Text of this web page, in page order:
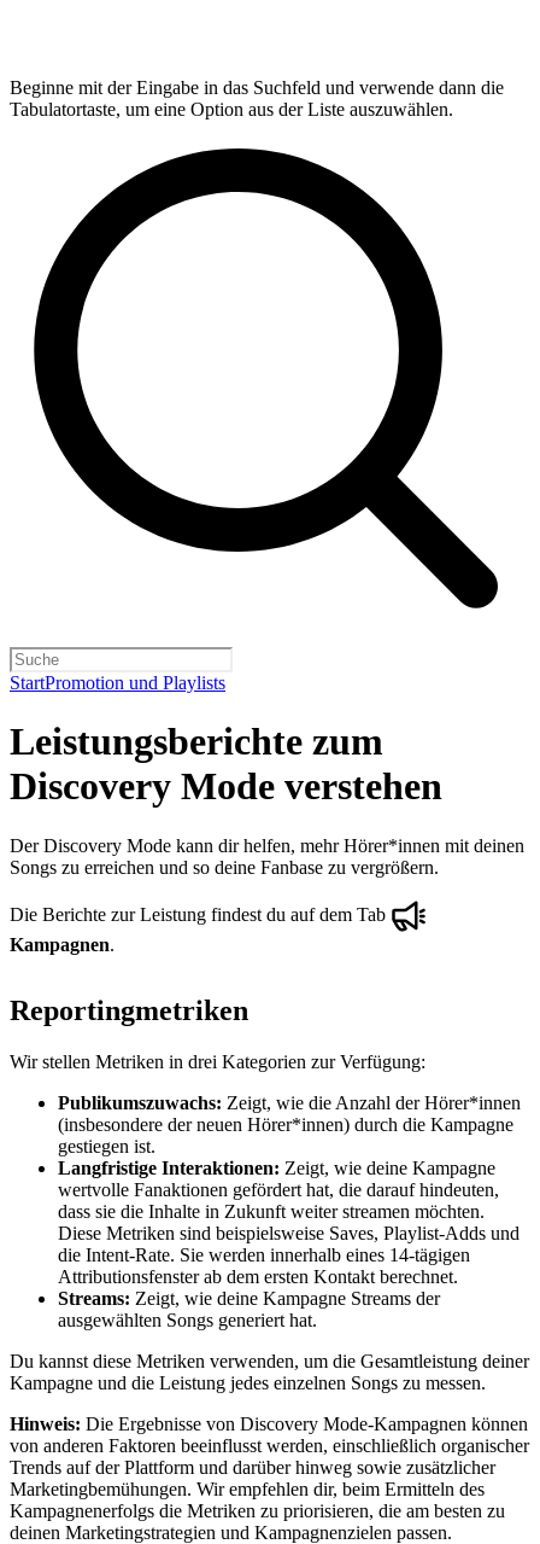
Beginne mit der Eingabe in das Suchfeld und verwende dann die
Tabulatortaste, um eine Option aus der Liste auszuwählen.
StartPromotion und Playlists
Leistungsberichte zum
Discovery Mode verstehen
Der Discovery Mode kann dir helfen, mehr Hörer*innen mit deinen
Songs zu erreichen und so deine Fanbase zu vergrößern.
Die Berichte zur Leistung findest du auf dem Tab
Kampagnen.
Reportingmetriken
Wir stellen Metriken in drei Kategorien zur Verfügung:
Publikumszuwachs: Zeigt, wie die Anzahl der Hörer*innen
(insbesondere der neuen Hörer*innen) durch die Kampagne
gestiegen ist.
Langfristige Interaktionen: Zeigt, wie deine Kampagne
wertvolle Fanaktionen gefördert hat, die darauf hindeuten,
dass sie die Inhalte in Zukunft weiter streamen möchten.
Diese Metriken sind beispielsweise Saves, Playlist-Adds und
die Intent-Rate. Sie werden innerhalb eines 14-tägigen
Attributionsfenster ab dem ersten Kontakt berechnet.
Streams: Zeigt, wie deine Kampagne Streams der
ausgewählten Songs generiert hat.
Du kannst diese Metriken verwenden, um die Gesamtleistung deiner
Kampagne und die Leistung jedes einzelnen Songs zu messen.
Hinweis: Die Ergebnisse von Discovery Mode-Kampagnen können
von anderen Faktoren beeinflusst werden, einschließlich organischer
Trends auf der Plattform und darüber hinweg sowie zusätzlicher
Marketingbemühungen. Wir empfehlen dir, beim Ermitteln des
Kampagnenerfolgs die Metriken zu priorisieren, die am besten zu
deinen Marketingstrategien und Kampagnenzielen passen.